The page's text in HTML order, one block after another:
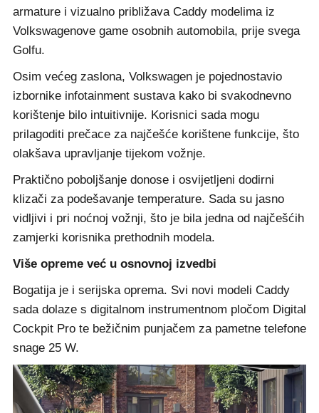
armature i vizualno približava Caddy modelima iz
Volkswagenove game osobnih automobila, prije svega
Golfu.
Osim većeg zaslona, Volkswagen je pojednostavio
izbornike infotainment sustava kako bi svakodnevno
korištenje bilo intuitivnije. Korisnici sada mogu
prilagoditi prečace za najčešće korištene funkcije, što
olakšava upravljanje tijekom vožnje.
Praktično poboljšanje donose i osvijetljeni dodirni
klizači za podešavanje temperature. Sada su jasno
vidljivi i pri noćnoj vožnji, što je bila jedna od najčešćih
zamjerki korisnika prethodnih modela.
Više opreme već u osnovnoj izvedbi
Bogatija je i serijska oprema. Svi novi modeli Caddy
sada dolaze s digitalnom instrumentnom pločom Digital
Cockpit Pro te bežičnim punjačem za pametne telefone
snage 25 W.